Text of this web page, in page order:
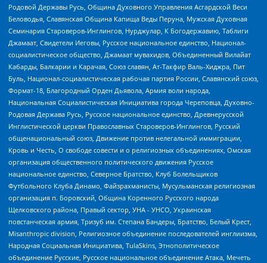
Родовой Державы Русь, Община Духовного Управления Асгардской Веси
Беловодья, Славянская Община Капища Веды Перуна, Мужская Духовная
Семинария Староверов-Инглингов, Нурджулар, К Богодержавию, Таблиги
Джамаат, Свидетели Иеговы, Русское национальное единство, Национал-
социалистическое общество, Джамаат мувахидов, Объединенный Вилайат
Кабарды, Балкарии и Карачая, Союз славян, Ат-Такфир Валь-Хиджра, Пит
Буль, Национал-социалистическая рабочая партия России, Славянский союз,
Формат-18, Благородный Орден Дьявола, Армия воли народа,
Национальная Социалистическая Инициатива города Череповца, Духовно-
Родовая Держава Русь, Русское национальное единство, Древнерусской
Инглистической церкви Православных Староверов-Инглингов, Русский
общенациональный союз, Движение против нелегальной иммиграции,
Кровь и Честь, О свободе совести и о религиозных объединениях, Омская
организация общественного политического движения Русское
национальное единство, Северное Братство, Клуб Болельщиков
Футбольного Клуба Динамо, Файзрахманисты, Мусульманская религиозная
организация п. Боровский, Община Коренного Русского народа
Щелковского района, Правый сектор, УНА - УНСО, Украинская
повстанческая армия, Тризуб им. Степана Бандеры, Братство, Белый Крест,
Misanthropic division, Религиозное объединение последователей инглиизма,
Народная Социальная Инициатива, TulaSkins, Этнополитическое
объединение Русские, Русское национальное объединение Атака, Мечеть